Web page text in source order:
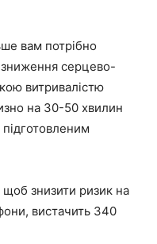
вам потрібно
серцево-
витривалістю
на 30-50 хвилин
знизити ризик на
вистачить 340